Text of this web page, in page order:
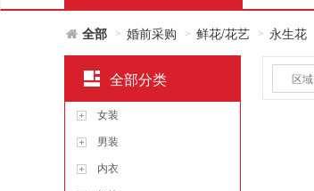
全部 > 婚前采购 > 鲜花/花艺 > 永生花
区域
全部分类
女装
男装
内衣